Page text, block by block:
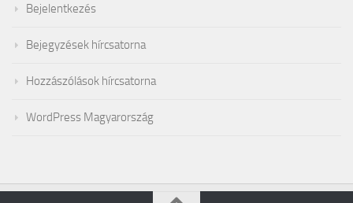
Bejelentkezés
Bejegyzések hírcsatorna
Hozzászólások hírcsatorna
WordPress Magyarország